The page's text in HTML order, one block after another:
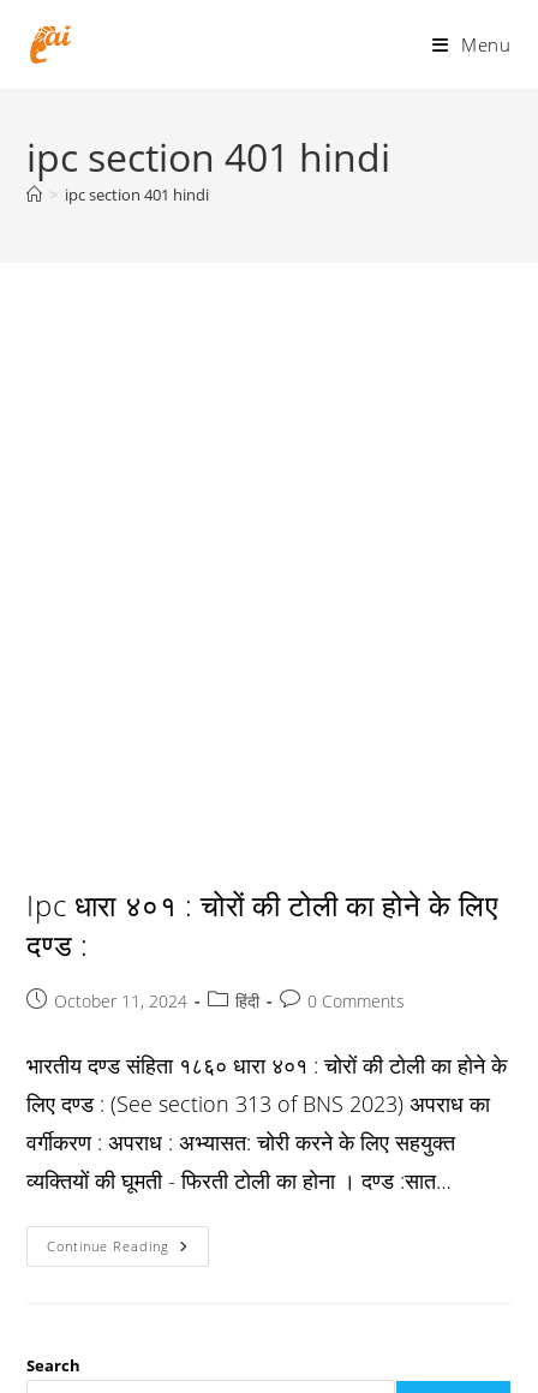
Menu
ipc section 401 hindi
> ipc section 401 hindi
Ipc धारा ४०१ : चोरों की टोली का होने के लिए
दण्ड :
PostOctober 11, 2024
Postहिंदी
Post0 Comments
भारतीय दण्ड संहिता १८६० धारा ४०१ : चोरों की टोली का होने के
लिए दण्ड : (See section 313 of BNS 2023) अपराध का
वर्गीकरण : अपराध : अभ्यासत: चोरी करने के लिए सहयुक्त
व्यक्तियों की घूमती - फिरती टोली का होना । दण्ड :सात…
Continue Reading Ipc
धारा
होने
Search